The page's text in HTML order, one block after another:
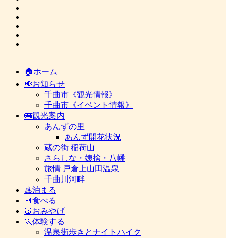
🏠ホーム
📢お知らせ
千曲市《観光情報》
千曲市《イベント情報》
🚌観光案内
あんずの里
あんず開花状況
蔵の街 稲荷山
さらしな・姨捨・八幡
旅情 戸倉上山田温泉
千曲川河畔
♨泊まる
🍴食べる
🍑おみやげ
🏃体験する
温泉街歩きとナイトハイク